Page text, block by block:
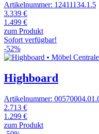
Artikelnummer: 12411134.1.5
3.339 €
1.499 €
zum Produkt
Sofort verfügbar!
-52%
Highboard
Artikelnummer:
2.713 €
1.299 €
zum Produkt